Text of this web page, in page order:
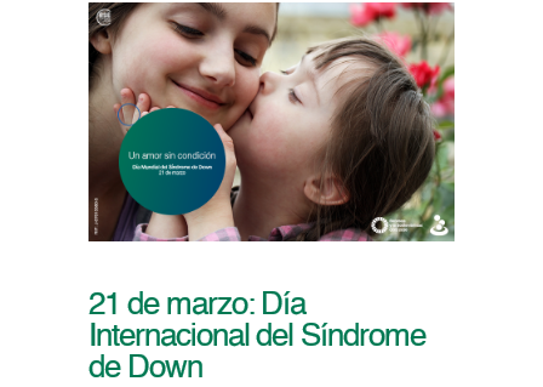
21 de marzo: Día
Internacional del Síndrome
de Down